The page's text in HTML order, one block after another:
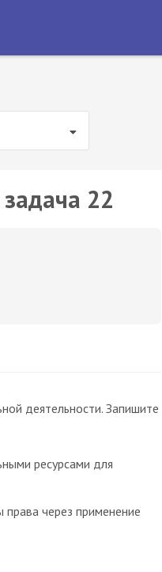
22
деятельности. Запишите
ресурсами для
через применение